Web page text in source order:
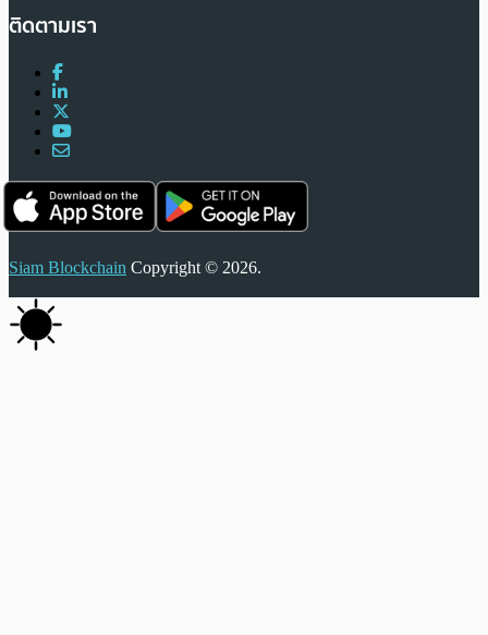
ติดตามเรา
Siam Blockchain Copyright © 2026.